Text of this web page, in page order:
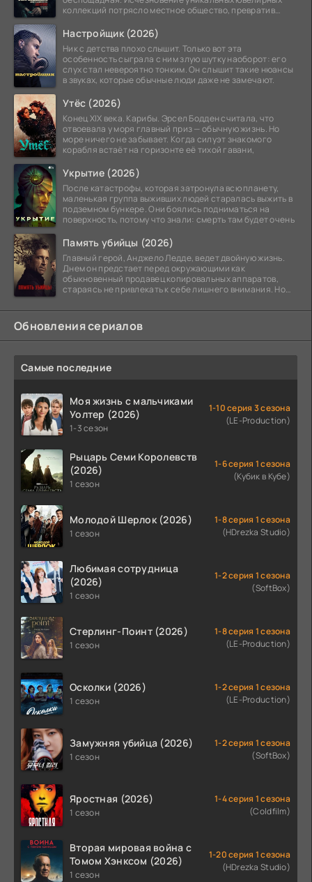
коллекций потрясло местное общество, превратив
Настройщик (2026)
Ник с детства плохо слышит. Только вот эта
особенность сыграла с ним злую шутку наоборот: его
слух стал невероятно тонким. Он слышит такие нюансы
в звуках, которые обычные люди даже не замечают.
Утёс (2026)
Конец XIX века. Карибы. Эрсел Бодден считала, что
отвоевала у моря главный приз — обычную жизнь. Но
море ничего не забывает. Когда силуэт знакомого
корабля встаёт на горизонте её тихой гавани,
Укрытие (2026)
После катастрофы, которая затронула всю планету,
маленькая группа выживших людей старалась выжить в
подземном бункере. Они боялись подниматься на
поверхность, потому что знали: смерть там будет очень
Память убийцы (2026)
Главный герой, Анджело Ледде, ведет двойную жизнь.
Днем он предстает перед окружающими как
обыкновенный продавец копировальных аппаратов,
стараясь не привлекать к себе лишнего внимания. Но
Обновления сериалов
Самые последние
Моя жизнь с мальчиками
Уолтер (2026)
1-3 сезон
1-10 серия 3 сезона
(LE-Production)
Рыцарь Семи Королевств
(2026)
1 сезон
1-6 серия 1 сезона
(Кубик в Кубе)
Молодой Шерлок (2026)
1 сезон
1-8 серия 1 сезона
(HDrezka Studio)
Любимая сотрудница
(2026)
1 сезон
1-2 серия 1 сезона
(SoftBox)
Стерлинг-Поинт (2026)
1 сезон
1-8 серия 1 сезона
(LE-Production)
Осколки (2026)
1 сезон
1-2 серия 1 сезона
(LE-Production)
Замужняя убийца (2026)
1 сезон
1-2 серия 1 сезона
(SoftBox)
Яростная (2026)
1 сезон
1-4 серия 1 сезона
(Coldfilm)
Вторая мировая война с
Томом Хэнксом (2026)
1 сезон
1-20 серия 1 сезона
(HDrezka Studio)